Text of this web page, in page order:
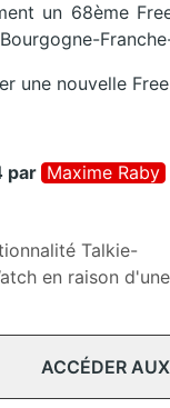
un 68ème
une nouvelle
par Maxime Raby
Talkie-
en raison d'une
ACCÉDER